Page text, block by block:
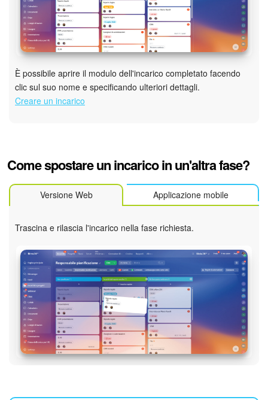
È possibile aprire il modulo dell'incarico completato facendo
clic sul suo nome e specificando ulteriori dettagli.
Creare un incarico
Come spostare un incarico in un'altra fase?
Versione Web Applicazione mobile
Trascina e rilascia l'incarico nella fase richiesta.